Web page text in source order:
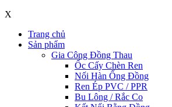
X
Trang chủ
Sản phẩm
Gia Công Đồng Thau
Ốc Cấy Chèn Ren
Nối Hàn Ống Đồng
Ren Ép PVC / PPR
Bu Lông / Rắc Co